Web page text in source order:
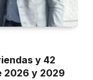
y 42
2026 y 2029